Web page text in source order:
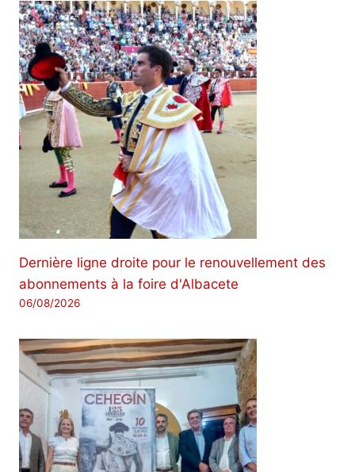
Dernière ligne droite pour le renouvellement des
abonnements à la foire d'Albacete
06/08/2026